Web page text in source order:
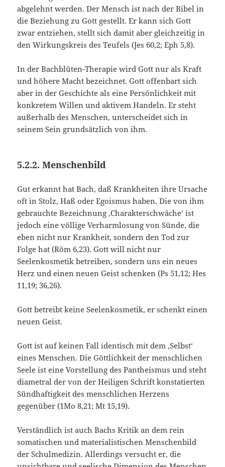
abgelehnt werden. Der Mensch ist nach der Bibel in
die Beziehung zu Gott gestellt. Er kann sich Gott
zwar entziehen, stellt sich damit aber gleichzeitig in
den Wirkungskreis des Teufels (Jes 60,2; Eph 5,8).
In der Bachblüten-Therapie wird Gott nur als Kraft
und höhere Macht bezeichnet. Gott offenbart sich
aber in der Geschichte als eine Persönlichkeit mit
konkretem Willen und aktivem Handeln. Er steht
außerhalb des Menschen, unterscheidet sich in
seinem Sein grundsätzlich von ihm.
5.2.2. Menschenbild
Gut erkannt hat Bach, daß Krankheiten ihre Ursache
oft in Stolz, Haß oder Egoismus haben. Die von ihm
gebrauchte Bezeichnung ‚Charakterschwäche‘ ist
jedoch eine völlige Verharmlosung von Sünde, die
eben nicht nur Krankheit, sondern den Tod zur
Folge hat (Röm 6,23). Gott will nicht nur
Seelenkosmetik betreiben, sondern uns ein neues
Herz und einen neuen Geist schenken (Ps 51,12; Hes
11,19; 36,26).
Gott betreibt keine Seelenkosmetik, er schenkt einen
neuen Geist.
Gott ist auf keinen Fall identisch mit dem ‚Selbst‘
eines Menschen. Die Göttlichkeit der menschlichen
Seele ist eine Vorstellung des Pantheismus und steht
diametral der von der Heiligen Schrift konstatierten
Sündhaftigkeit des menschlichen Herzens
gegenüber (1Mo 8,21; Mt 15,19).
Verständlich ist auch Bachs Kritik an dem rein
somatischen und materialistischen Menschenbild
der Schulmedizin. Allerdings versucht er, die